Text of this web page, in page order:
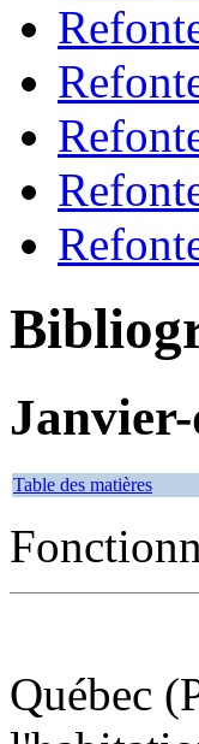
Janvier-
Table des matières
Québec